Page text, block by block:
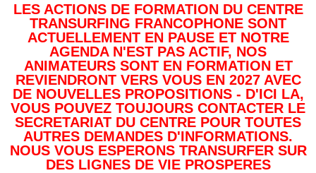
LES ACTIONS DE FORMATION DU CENTRE
TRANSURFING FRANCOPHONE SONT
ACTUELLEMENT EN PAUSE ET NOTRE
AGENDA N'EST PAS ACTIF, NOS
ANIMATEURS SONT EN FORMATION ET
REVIENDRONT VERS VOUS EN 2027 AVEC
DE NOUVELLES PROPOSITIONS - D'ICI LA,
VOUS POUVEZ TOUJOURS CONTACTER LE
SECRETARIAT DU CENTRE POUR TOUTES
AUTRES DEMANDES D'INFORMATIONS.
NOUS VOUS ESPERONS TRANSURFER SUR
DES LIGNES DE VIE PROSPERES